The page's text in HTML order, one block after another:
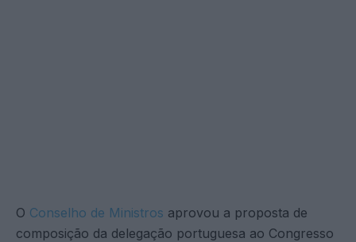
O Conselho de Ministros aprovou a proposta de
composição da delegação portuguesa ao Congresso